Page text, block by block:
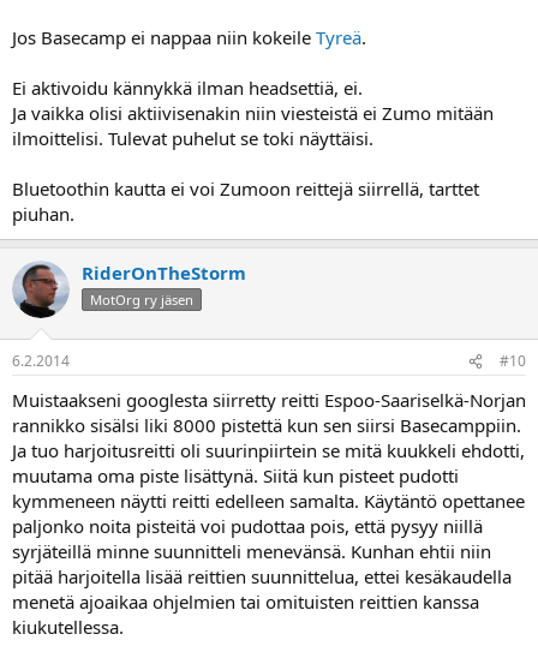
Jos Basecamp ei nappaa niin kokeile Tyreä.
Ei aktivoidu kännykkä ilman headsettiä, ei.
Ja vaikka olisi aktiivisenakin niin viesteistä ei Zumo mitään
ilmoittelisi. Tulevat puhelut se toki näyttäisi.
Bluetoothin kautta ei voi Zumoon reittejä siirrellä, tarttet
piuhan.
RiderOnTheStorm
MotOrg ry jäsen
6.2.2014 #10
Muistaakseni googlesta siirretty reitti Espoo-Saariselkä-Norjan
rannikko sisälsi liki 8000 pistettä kun sen siirsi Basecamppiin.
Ja tuo harjoitusreitti oli suurinpiirtein se mitä kuukkeli ehdotti,
muutama oma piste lisättynä. Siitä kun pisteet pudotti
kymmeneen näytti reitti edelleen samalta. Käytäntö opettanee
paljonko noita pisteitä voi pudottaa pois, että pysyy niillä
syrjäteillä minne suunnitteli menevänsä. Kunhan ehtii niin
pitää harjoitella lisää reittien suunnittelua, ettei kesäkaudella
menetä ajoaikaa ohjelmien tai omituisten reittien kanssa
kiukutellessa.